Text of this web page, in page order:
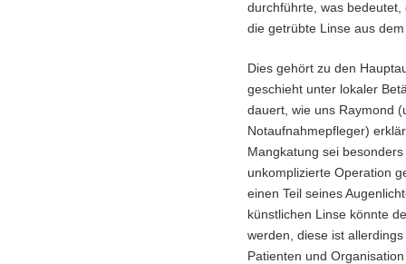
durchführte, was
die getrübte Linse aus
Dies gehört zu den
geschieht unter lokaler
dauert, wie uns Raymond
Notaufnahmepfleger)
Mangkatung sei
unkomplizierte Operation
einen Teil seines
künstlichen Linse könnte
werden, diese ist
Patienten und